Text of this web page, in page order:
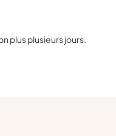
plus plusieurs jours.